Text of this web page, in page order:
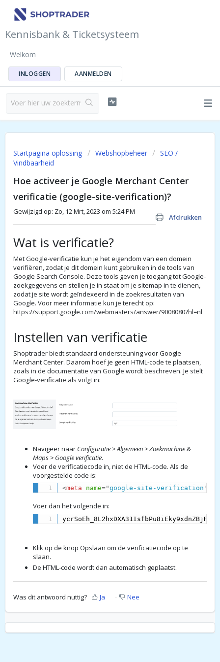
Kennisbank & Ticketsysteem
Welkom
INLOGGEN AANMELDEN
Startpagina oplossing Webshopbeheer
SEO /
Vindbaarheid
Hoe activeer je Google Merchant Center
verificatie (google-site-verification)?
Afdrukken
Gewijzigd op: Zo, 12 Mrt, 2023 om 5:24 PM
Wat is verificatie?
Met Google-verificatie kun je het eigendom van een domein
verifiëren, zodat je dit domein kunt gebruiken in de tools van
Google Search Console. Deze tools geven je toegang tot Google-
zoekgegevens en stellen je in staat om je sitemap in te dienen,
zodat je site wordt geïndexeerd in de zoekresultaten van
Google. Voor meer informatie kun je terecht op:
https://support.google.com/webmasters/answer/9008080?hl=nl
Instellen van verificatie
Shoptrader biedt standaard ondersteuning voor Google
Merchant Center. Daarom hoef je geen HTML-code te plaatsen,
zoals in de documentatie van Google wordt beschreven. Je stelt
Google-verificatie als volgt in:
Navigeer naar Configuratie > Algemeen > Zoekmachine &
Maps > Google verificatie.
Voer de verificatiecode in, niet de HTML-code. Als de
voorgestelde code is:
<meta name="google-site-verification "
Voer dan het volgende in:
ycrSoEh_8L2hxDXA31IsfbPu8iEky9xdnZBjRxVx
Klik op de knop Opslaan om de verificatiecode op te
slaan.
De HTML-code wordt dan automatisch geplaatst.
Was dit antwoord nuttig? Ja Nee